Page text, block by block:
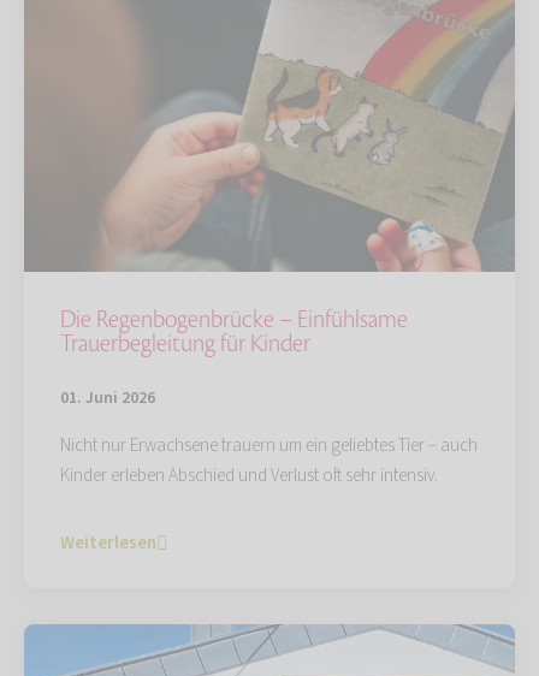
Die Regenbogenbrücke – Einfühlsame
Trauerbegleitung für Kinder
01. Juni 2026
Nicht nur Erwachsene trauern um ein geliebtes Tier – auch
Kinder erleben Abschied und Verlust oft sehr intensiv.
Weiterlesen